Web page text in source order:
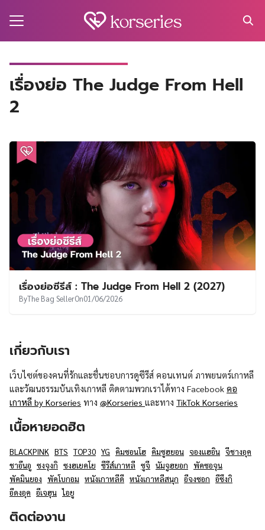
เรื่องย่อ The Judge From Hell
2
เรื่องย่อซีรีส์ : The Judge From Hell 2 (2027)
ByThe Bag SellerOn01/06/2026
เกี่ยวกับเรา
เว็บไซต์ของคนที่รักและชื่นชอบการดูซีรีส์ คอนเทนต์ ภาพยนตร์เกาหลี
และวัฒนธรรมบันเทิงเกาหลี ติดตามพวกเราได้ทาง Facebook คอ
เกาหลี by Korseries ทาง @Korseries และทาง TikTok Korseries
เนื้อหายอดฮิต
BLACKPINK BTS TOP30 YG คิมซอนโฮ คิมซูฮยอน จองแฮอิน จีชางอุค
ชาอึนอู ซงจุงกิ ซงฮเยคโย ซีรีส์เกาหลี ซูจี นัมจูฮยอก พัคซอจุน
พัคมินยอง พัคโบกอม หนังเกาหลีดี หนังเกาหลีสนุก อีจงซอก อีซึงกิ
อีดงอุค อีเจฮุน ไอยู
ติดต่องาน